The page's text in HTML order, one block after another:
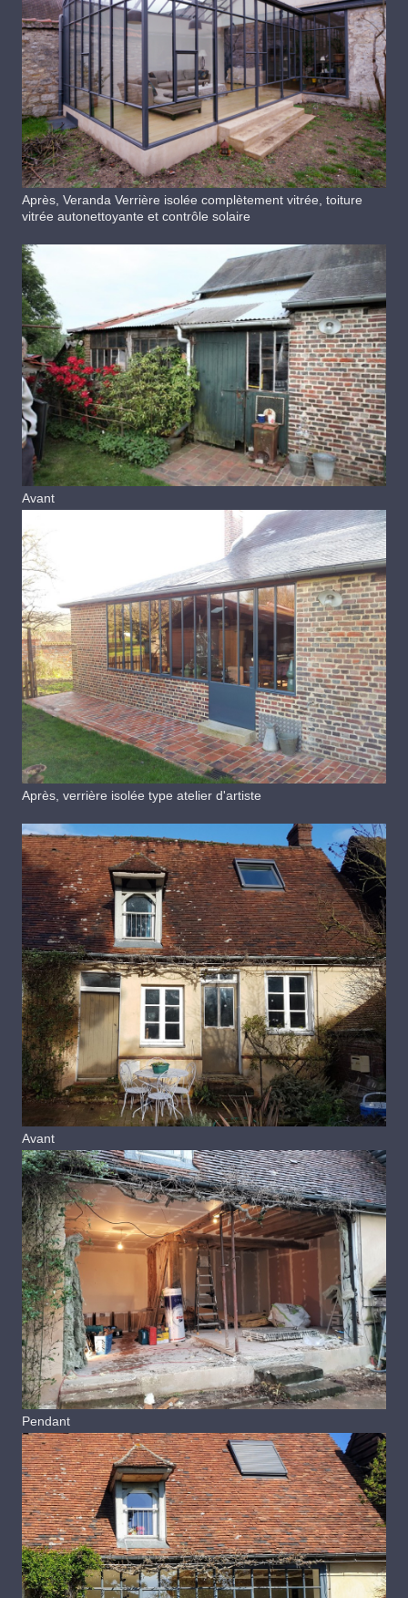
Après, Veranda Verrière isolée complètement vitrée, toiture
vitrée autonettoyante et contrôle solaire
Avant
Après, verrière isolée type atelier d'artiste
Avant
Pendant